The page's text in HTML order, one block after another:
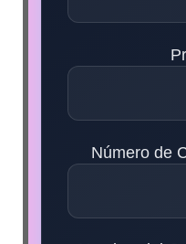
Número de